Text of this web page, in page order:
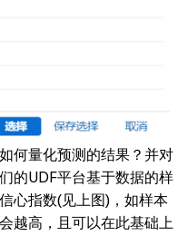
何量化预测的结果？并对
的UDF平台基于数据的样
心指数(见上图)，如样本
越高，且可以在此基础上